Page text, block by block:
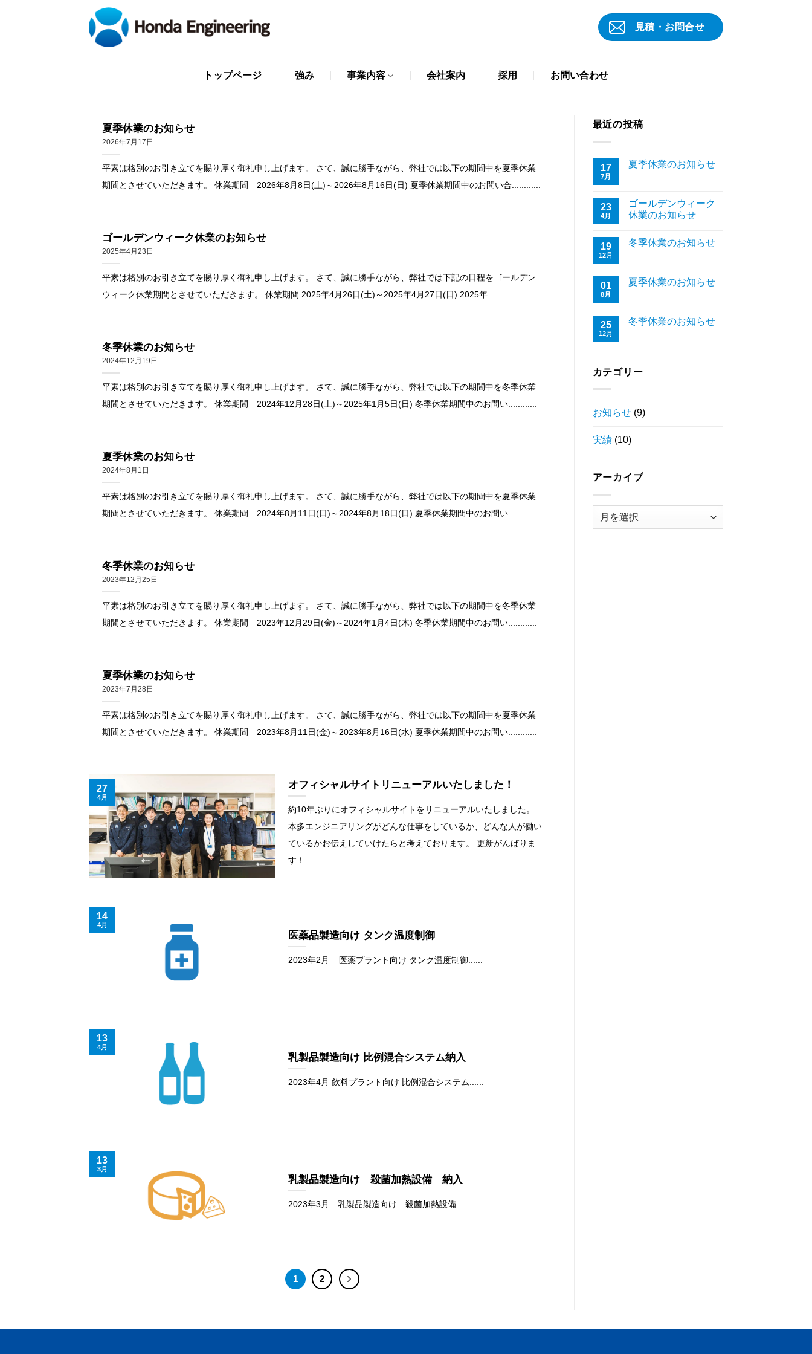
見積・お問合せ
トップページ 強み 事業内容 会社案内 採用 お問い合わせ
夏季休業のお知らせ
2026年7月17日
平素は格別のお引き立てを賜り厚く御礼申し上げます。 さて、誠に勝手ながら、弊社では以下の期間中を夏季休業
期間とさせていただきます。 休業期間 2026年8月8日(土)～2026年8月16日(日) 夏季休業期間中のお問い合............
ゴールデンウィーク休業のお知らせ
2025年4月23日
平素は格別のお引き立てを賜り厚く御礼申し上げます。 さて、誠に勝手ながら、弊社では下記の日程をゴールデン
ウィーク休業期間とさせていただきます。 休業期間 2025年4月26日(土)～2025年4月27日(日) 2025年............
冬季休業のお知らせ
2024年12月19日
平素は格別のお引き立てを賜り厚く御礼申し上げます。 さて、誠に勝手ながら、弊社では以下の期間中を冬季休業
期間とさせていただきます。 休業期間 2024年12月28日(土)～2025年1月5日(日) 冬季休業期間中のお問い............
夏季休業のお知らせ
2024年8月1日
平素は格別のお引き立てを賜り厚く御礼申し上げます。 さて、誠に勝手ながら、弊社では以下の期間中を夏季休業
期間とさせていただきます。 休業期間 2024年8月11日(日)～2024年8月18日(日) 夏季休業期間中のお問い............
冬季休業のお知らせ
2023年12月25日
平素は格別のお引き立てを賜り厚く御礼申し上げます。 さて、誠に勝手ながら、弊社では以下の期間中を冬季休業
期間とさせていただきます。 休業期間 2023年12月29日(金)～2024年1月4日(木) 冬季休業期間中のお問い............
夏季休業のお知らせ
2023年7月28日
平素は格別のお引き立てを賜り厚く御礼申し上げます。 さて、誠に勝手ながら、弊社では以下の期間中を夏季休業
期間とさせていただきます。 休業期間 2023年8月11日(金)～2023年8月16日(水) 夏季休業期間中のお問い............
オフィシャルサイトリニューアルいたしました！
約10年ぶりにオフィシャルサイトをリニューアルいたしました。
本多エンジニアリングがどんな仕事をしているか、どんな人が働い
ているかお伝えしていけたらと考えております。 更新がんばりま
す！......
27
4月
医薬品製造向け タンク温度制御
2023年2月 医薬プラント向け タンク温度制御......
14
4月
乳製品製造向け 比例混合システム納入
2023年4月 飲料プラント向け 比例混合システム......
13
4月
乳製品製造向け 殺菌加熱設備 納入
2023年3月 乳製品製造向け 殺菌加熱設備......
13
3月
1 2
最近の投稿
17
7月
夏季休業のお知らせ
23
4月
ゴールデンウィーク
休業のお知らせ
19
12月
冬季休業のお知らせ
01
8月
夏季休業のお知らせ
25
12月
冬季休業のお知らせ
カテゴリー
お知らせ(9)
実績(10)
アーカイブ
ー